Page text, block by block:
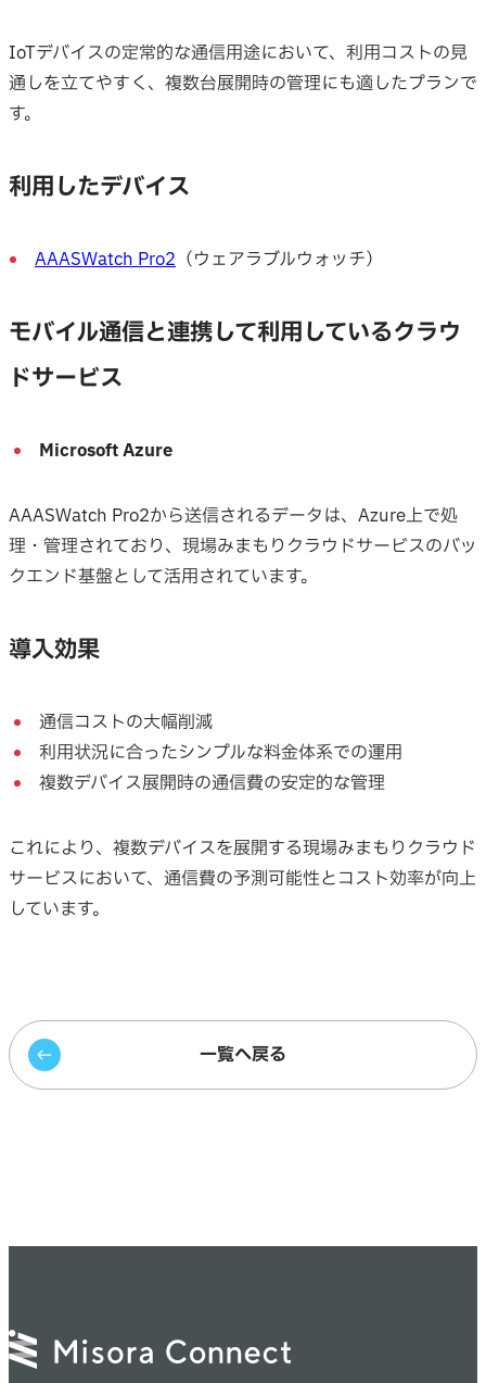
IoTデバイスの定常的な通信用途において、利用コストの見
通しを立てやすく、複数台展開時の管理にも適したプランで
す。
利用したデバイス
AAASWatch Pro2 （ウェアラブルウォッチ）
モバイル通信と連携して利用しているクラウ
ドサービス
Microsoft Azure
AAASWatch Pro2から送信されるデータは、Azure上で処
理・管理されており、現場みまもりクラウドサービスのバッ
クエンド基盤として活用されています。
導入効果
通信コストの大幅削減
利用状況に合ったシンプルな料金体系での運用
複数デバイス展開時の通信費の安定的な管理
これにより、複数デバイスを展開する現場みまもりクラウド
サービスにおいて、通信費の予測可能性とコスト効率が向上
しています。
一覧へ戻る